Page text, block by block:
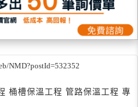
NMD?postId=532352
桶槽保溫工程 管路保溫工程 專